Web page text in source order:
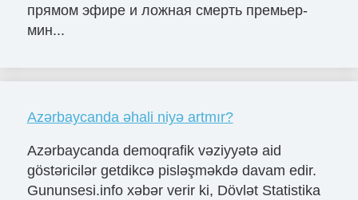
прямом эфире и ложная смерть премьер-
мин...
Azərbaycanda əhali niyə artmır?
Azərbaycanda demoqrafik vəziyyətə aid
göstəricilər getdikcə pisləşməkdə davam edir.
Gununsesi.info xəbər verir ki, Dövlət Statistika